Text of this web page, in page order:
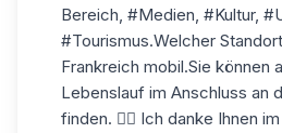
Bereich, #Medien, #Kultur,
#Tourismus.Welcher
Frankreich mobil.Sie können
Lebenslauf im Anschluss an
finden. 👇🏻 Ich danke Ihnen